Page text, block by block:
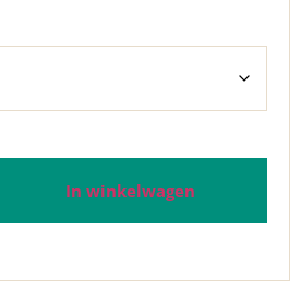
In winkelwagen